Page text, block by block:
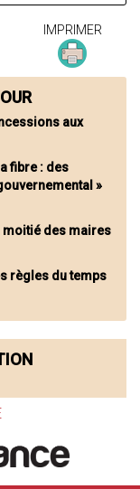
IMPRIMER
aux
fibre : des
»
moitié des maires
règles du temps